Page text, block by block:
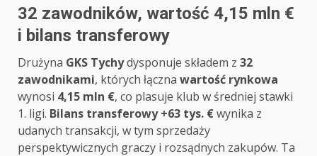
32 zawodników, wartość 4,15 mln €
i bilans transferowy
Drużyna GKS Tychydysponuje składem z 32
zawodnikami, których łączna wartość rynkowa
wynosi 4,15 mln €, co plasuje klub w średniej stawki
1. ligi. Bilans transferowy +63 tys. €wynika z
udanych transakcji, w tym sprzedaży
perspektywicznych graczy i rozsądnych zakupów. Ta